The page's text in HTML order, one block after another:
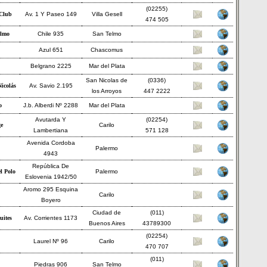
Av. 1 Y Paseo 149 Villa Gesell
(02255)
474 505
Chile 935 San Telmo
Azul 651 Chascomus
Belgrano 2225 Mar del Plata
Av. Savio 2.195
San Nicolas de
los Arroyos
(0336)
447 2222
J.b. Alberdi Nº 2288 Mar del Plata
Avutarda Y
Lambertiana
Carilo
(02254)
571 128
Avenida Cordoba
4943
Palermo
Polo
República De
Eslovenia 1942/50
Palermo
Aromo 295 Esquina
Boyero
Carilo
Av. Corrientes 1173
Ciudad de
Buenos Aires
(011)
43789300
Laurel Nº 96 Carilo
(02254)
470 707
Piedras 906 San Telmo
(011)